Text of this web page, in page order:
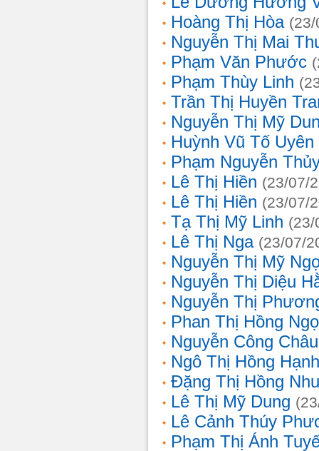
Hoàng Thị Hòa
Nguyễn Thị Mai
Phạm Văn Phước
Phạm Thùy Linh
Trần Thị Huyền
Nguyễn Thị Mỹ
Huỳnh Vũ Tố Uyên
Phạm Nguyễn
Lê Thị Hiền (23/07/
Lê Thị Hiền (23/07/
Tạ Thị Mỹ Linh (23/
Lê Thị Nga (23/07/
Nguyễn Thị Mỹ
Nguyễn Thị Diệu
Nguyễn Thị
Phan Thị Hồng
Nguyễn Công Châu
Ngô Thị Hồng Hạnh
Đặng Thị Hồng
Lê Thị Mỹ Dung
Lê Cảnh Thúy
Phạm Thị Ánh